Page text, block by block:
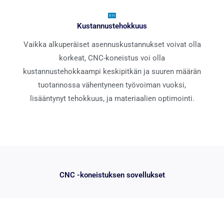
Kustannustehokkuus
Vaikka alkuperäiset asennuskustannukset voivat olla
korkeat, CNC-koneistus voi olla
kustannustehokkaampi keskipitkän ja suuren määrän
tuotannossa vähentyneen työvoiman vuoksi,
lisääntynyt tehokkuus, ja materiaalien optimointi.
CNC -koneistuksen sovellukset